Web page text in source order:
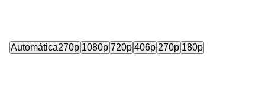
Automática270p 1080p 720p 406p 270p 180p